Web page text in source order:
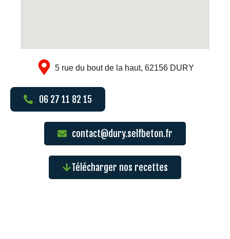
5 rue du bout de la haut, 62156 DURY
06 27 11 82 15
contact@dury.selfbeton.fr
Télécharger nos recettes